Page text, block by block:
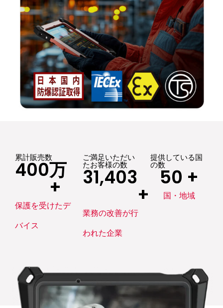
累計販売数
保護を受けたデ
バイス
400万
+
ご満足いただい
たお客様の数
業務の改善が行
われた企業
31,403
+
提供している国
の数
国・地域
50 +